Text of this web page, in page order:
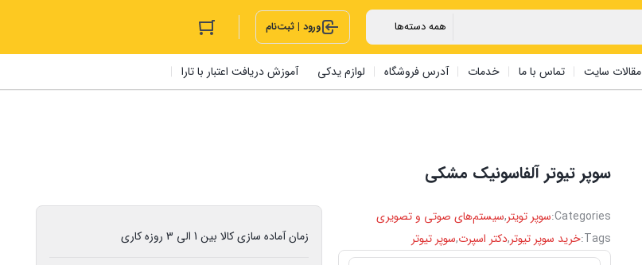
ورود | ثبت‌نام
مقالات سایت تماس با ما خدمات آدرس فروشگاه لوازم یدکی آموزش دریافت اعتبار با تارا
سوپر تیوتر آلفاسونیک ‏مشکی ‏ ‏
Categories: سوپر تویتر,سیستم‌های صوتی و تصویری
Tags: خرید سوپر تیوتر,دکتر اسپرت,سوپر تیوتر زمان آماده سازی کالا بین 1 الی 3 روزه کاری